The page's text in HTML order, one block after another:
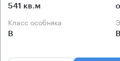
541 кв.м
Класс особняка
B